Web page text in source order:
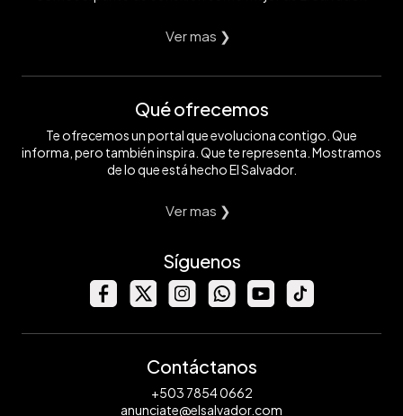
Ver mas ❯
Qué ofrecemos
Te ofrecemos un portal que evoluciona contigo. Que
informa, pero también inspira. Que te representa. Mostramos
de lo que está hecho El Salvador.
Ver mas ❯
Síguenos
Contáctanos
+503 7854 0662
anunciate@elsalvador.com